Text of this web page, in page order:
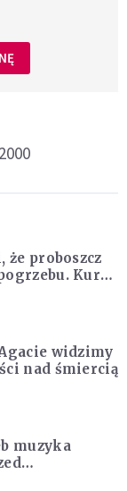
że proboszcz
Kuria
widzimy
nad śmiercią
muzyka
była